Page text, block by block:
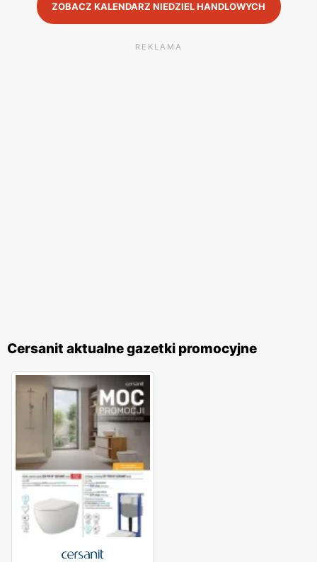
ZOBACZ KALENDARZ NIEDZIEL HANDLOWYCH
REKLAMA
Cersanit aktualne gazetki promocyjne